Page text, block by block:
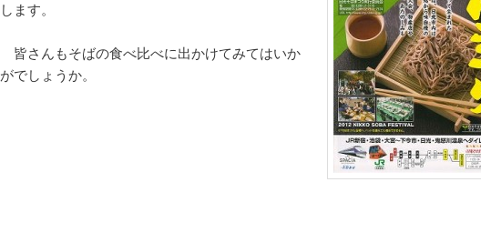
します。
皆さんもそばの食べ比べに出かけてみてはいか
がでしょうか。